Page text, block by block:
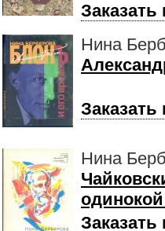
Заказать
Нина
Заказать
Нина
Заказать